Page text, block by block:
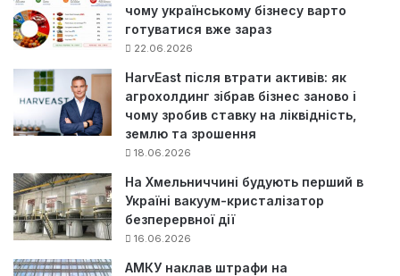
чому українському бізнесу варто
готуватися вже зараз
22.06.2026
HarvEast після втрати активів: як
агрохолдинг зібрав бізнес заново і
чому зробив ставку на ліквідність,
землю та зрошення
18.06.2026
На Хмельниччині будують перший в
Україні вакуум-кристалізатор
безперервної дії
16.06.2026
АМКУ наклав штрафи на